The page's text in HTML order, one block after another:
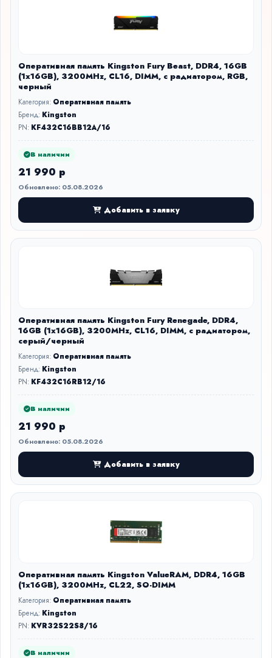
Оперативная память Kingston Fury Beast, DDR4, 16GB
(1x16GB), 3200MHz, CL16, DIMM, с радиатором, RGB,
черный
Категория: Оперативная память
Бренд: Kingston
PN: KF432C16BB12A/16
В наличии
21 990 р
Обновлено: 05.08.2026
Добавить в заявку
Оперативная память Kingston Fury Renegade, DDR4,
16GB (1x16GB), 3200MHz, CL16, DIMM, с радиатором,
серый/черный
Категория: Оперативная память
Бренд: Kingston
PN: KF432C16RB12/16
В наличии
21 990 р
Обновлено: 05.08.2026
Добавить в заявку
Оперативная память Kingston ValueRAM, DDR4, 16GB
(1x16GB), 3200MHz, CL22, SO-DIMM
Категория: Оперативная память
Бренд: Kingston
PN: KVR32S22S8/16
В наличии